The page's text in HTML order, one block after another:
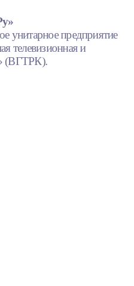
унитарное предприятие
телевизионная и
(ВГТРК).